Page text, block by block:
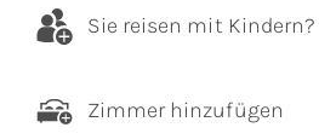
Sie reisen mit Kindern?
Zimmer hinzufügen